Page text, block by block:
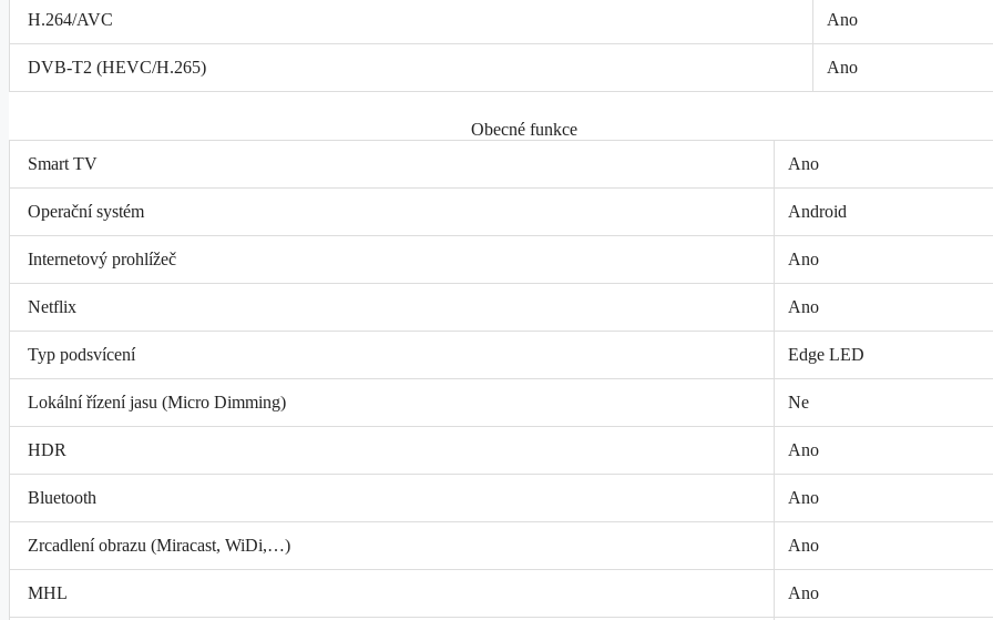
H.264/AVC Ano
DVB-T2 (HEVC/H.265) Ano
Obecné funkce
Smart TV
Ano
Operační systém Android
Internetový prohlížeč Ano
Netflix Ano
Typ podsvícení Edge LED
Lokální řízení jasu (Micro Dimming) Ne
HDR Ano
Bluetooth Ano
Zrcadlení obrazu (Miracast, WiDi,…) Ano
MHL Ano